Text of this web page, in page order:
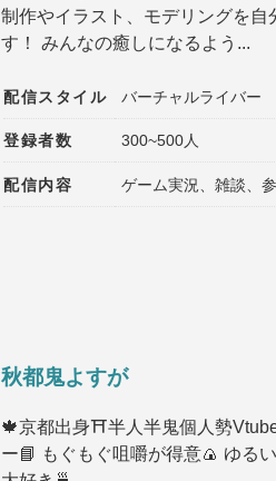
制作やイラスト、モデリングを自
す！ みんなの癒しになるよう...
配信スタイル バーチャルライバー
登録者数 300~500人
配信内容 ゲーム実況、雑談、
秋都鬼よすが
🍁京都出身⛩️半人半鬼個人勢
ー📘 もぐもぐ咀嚼が得意🍙 ゆる